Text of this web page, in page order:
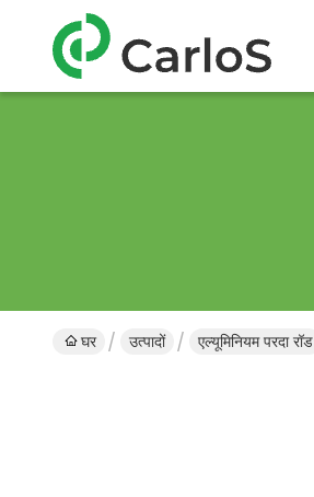
घर उत्पादों एल्यूमिनियम परदा रॉड